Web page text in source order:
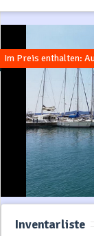
Im Preis enthalten:
Inventarliste